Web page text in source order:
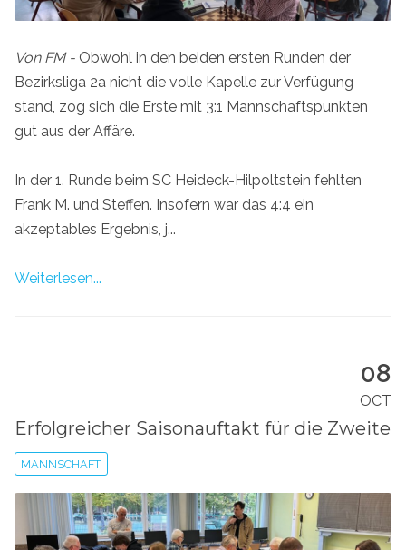
Von FM - Obwohl in den beiden ersten Runden der
Bezirksliga 2a nicht die volle Kapelle zur Verfügung
stand, zog sich die Erste mit 3:1 Mannschaftspunkten
gut aus der Affäre.
In der 1. Runde beim SC Heideck-Hilpoltstein fehlten
Frank M. und Steffen. Insofern war das 4:4 ein
akzeptables Ergebnis, j...
Weiterlesen...
08
OCT
Erfolgreicher Saisonauftakt für die Zweite
MANNSCHAFT